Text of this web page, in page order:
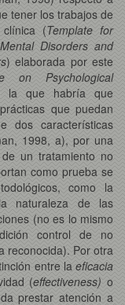
tener los trabajos de
(Template for
Disorders and
) elaborada por este
on Psychological
la que habría que
que puedan
dos características
1998, a), por una
un tratamiento no
como prueba se
como la
naturaleza de las
(no es lo mismo
control de no
reconocida). Por otra
entre la eficacia
(effectiveness) o
prestar atención a